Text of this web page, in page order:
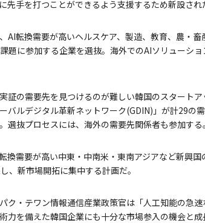
先手を打つことができるよう支援するため新設され
AI転換需要が高いヘルスケア、製造、教育、農・
題に参加する企業を選抜。海外でのAIソリューシ
証の需要先を見つけるのが難しい韓国のスタート
バルデジタル革新ネットワーク(GDIN)」が計29の
選抜プロセスには、海外の需要先関係者も参加する。
換需要が高い中東・中南米・東南アジアなど新興
、新市場開拓に集中する計画だ。
ク・テワン情報通信産業政策官は「人工知能の急
力を備えた韓国企業にも十分な市場参入の機会と